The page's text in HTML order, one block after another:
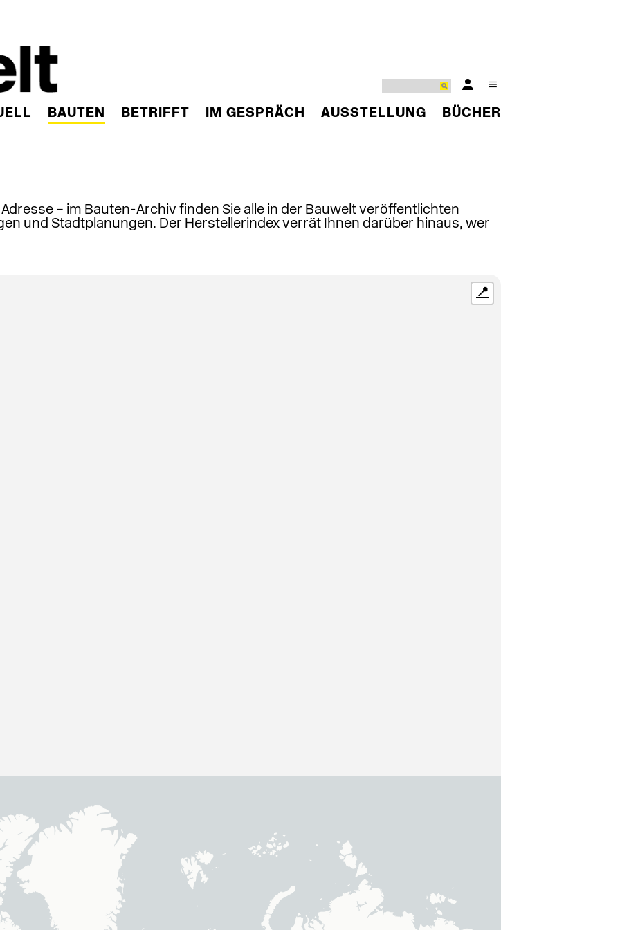
BAUTEN BETRIFFT IM GESPRÄCH AUSSTELLUNG BÜCHER
– im Bauten-Archiv finden Sie alle in der Bauwelt veröffentlichten
und Stadtplanungen. Der Herstellerindex verrät Ihnen darüber hinaus, wer
📍